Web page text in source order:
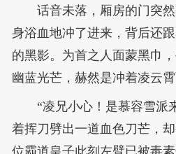
话音未落，厢房的门突
身浴血地冲了进来，背后还
的黑影。为首之人面蒙黑巾
幽蓝光芒，赫然是冲着凌云霄
“凌兄小心！是慕容雪派
着挥刀劈出一道血色刀芒，